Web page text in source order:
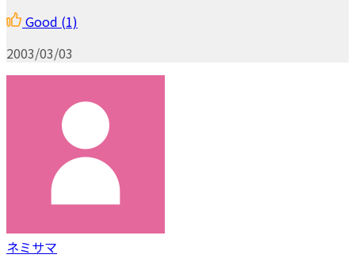
Good (1)
2003/03/03
ネミサマ